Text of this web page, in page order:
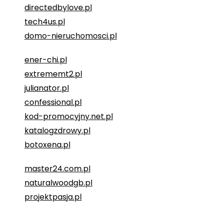
directedbylove.pl
tech4us.pl
domo-nieruchomosci.pl
ener-chi.pl
extrememt2.pl
julianator.pl
confessional.pl
kod-promocyjny.net.pl
katalogzdrowy.pl
botoxena.pl
master24.com.pl
naturalwoodgb.pl
projektpasja.pl